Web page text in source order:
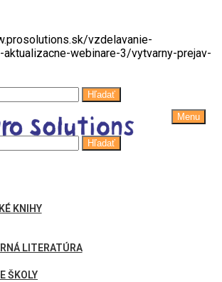
vzdelavanie-
webinare-3/vytvarny-prejav-
Hľadať
Menu
Hľadať
KNIHY
LITERATÚRA
ŠKOLY